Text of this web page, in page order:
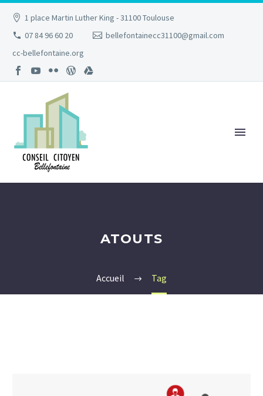
1 place Martin Luther King - 31100 Toulouse
07 84 96 60 20
bellefontainecc31100@gmail.com
cc-bellefontaine.org
ATOUTS
Accueil Tag